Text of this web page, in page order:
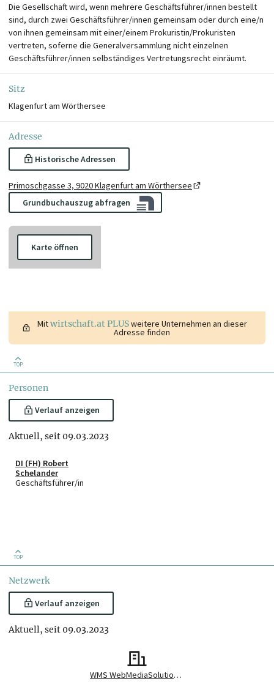
Die Gesellschaft wird, wenn mehrere Geschäftsführer/innen bestellt
sind, durch zwei Geschäftsführer/innen gemeinsam oder durch eine/n
von ihnen gemeinsam mit einer/einem Prokuristin/Prokuristen
vertreten, soferne die Generalversammlung nicht einzelnen
Geschäftsführer/innen selbständiges Vertretungsrecht einräumt.
Sitz
Klagenfurt am Wörthersee
Adresse
Historische Adressen
Primoschgasse 3, 9020 Klagenfurt am Wörthersee
Grundbuchauszug abfragen
Karte öffnen
Mitwirtschaft.at PLUSweitere Unternehmen an dieser
Adresse finden
TOP
Personen
Verlauf anzeigen
Aktuell, seit 09.03.2023
DI (FH) Robert
Schelander
Geschäftsführer/in
TOP
Netzwerk
Verlauf anzeigen
Aktuell, seit 09.03.2023
WMS WebMediaSolutions GmbH